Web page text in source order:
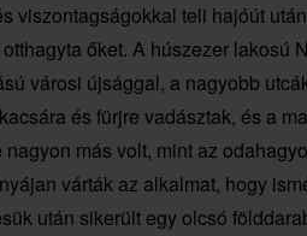
viszontagságokkal teli hajóút
őket. A húszezer lakosú
városi újsággal, a nagyobb
és fürjre vadásztak, és a
más volt, mint az
várták az alkalmat, hogy
után sikerült egy olcsó